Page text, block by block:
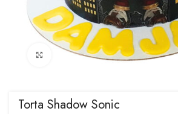
Kliknite za uvećanje
Torta Shadow Sonic